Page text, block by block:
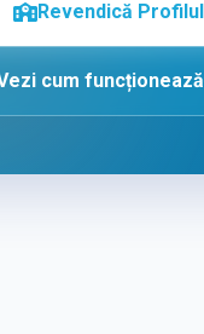
Revendică Profilul
cum funcționează